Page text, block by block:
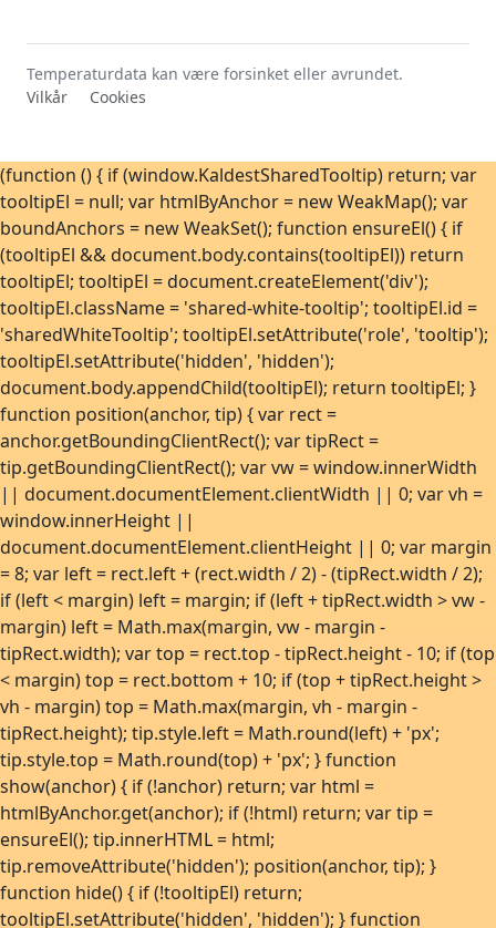
Temperaturdata kan være forsinket eller avrundet.
Vilkår
Cookies
(function () { if (window.KaldestSharedTooltip) return; var
tooltipEl = null; var htmlByAnchor = new WeakMap(); var
boundAnchors = new WeakSet(); function ensureEl() { if
(tooltipEl && document.body.contains(tooltipEl)) return
tooltipEl; tooltipEl = document.createElement('div');
tooltipEl.className = 'shared-white-tooltip'; tooltipEl.id =
'sharedWhiteTooltip'; tooltipEl.setAttribute('role', 'tooltip');
tooltipEl.setAttribute('hidden', 'hidden');
document.body.appendChild(tooltipEl); return tooltipEl; }
function position(anchor, tip) { var rect =
anchor.getBoundingClientRect(); var tipRect =
tip.getBoundingClientRect(); var vw = window.innerWidth
|| document.documentElement.clientWidth || 0; var vh =
window.innerHeight ||
document.documentElement.clientHeight || 0; var margin
= 8; var left = rect.left + (rect.width / 2) - (tipRect.width / 2);
if (left < margin) left = margin; if (left + tipRect.width > vw -
margin) left = Math.max(margin, vw - margin -
tipRect.width); var top = rect.top - tipRect.height - 10; if (top
< margin) top = rect.bottom + 10; if (top + tipRect.height >
vh - margin) top = Math.max(margin, vh - margin -
tipRect.height); tip.style.left = Math.round(left) + 'px';
tip.style.top = Math.round(top) + 'px'; } function
show(anchor) { if (!anchor) return; var html =
htmlByAnchor.get(anchor); if (!html) return; var tip =
ensureEl(); tip.innerHTML = html;
tip.removeAttribute('hidden'); position(anchor, tip); }
function hide() { if (!tooltipEl) return;
tooltipEl.setAttribute('hidden', 'hidden'); } function